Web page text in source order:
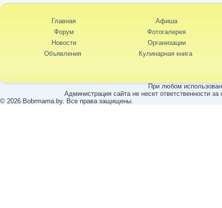
Главная
Форум
Новости
Объявления
Афиша
Фотогалерея
Организации
Кулинарная книга
При любом
Администрация сайта не несет ответственности
© 2026 Bobrmama.by. Все права защищены.